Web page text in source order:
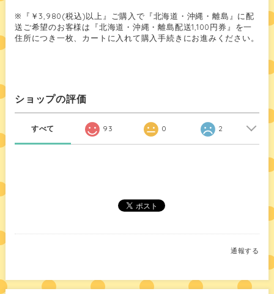
※『￥3,980(税込)以上』ご購入で『北海道・沖縄・離島』に配
送ご希望のお客様は『北海道・沖縄・離島配送1,100円券』を一
住所につき一枚、カートに入れて購入手続きにお進みください。
ショップの評価
すべて 93 0 2
通報する